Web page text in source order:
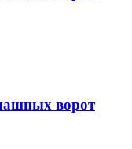
ворот